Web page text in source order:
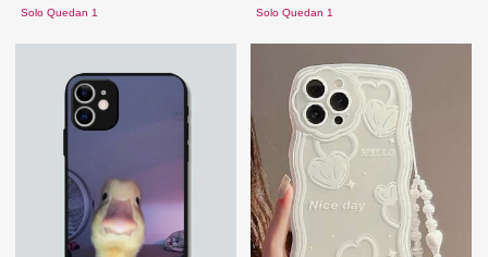
Solo Quedan 1 Solo Quedan 1